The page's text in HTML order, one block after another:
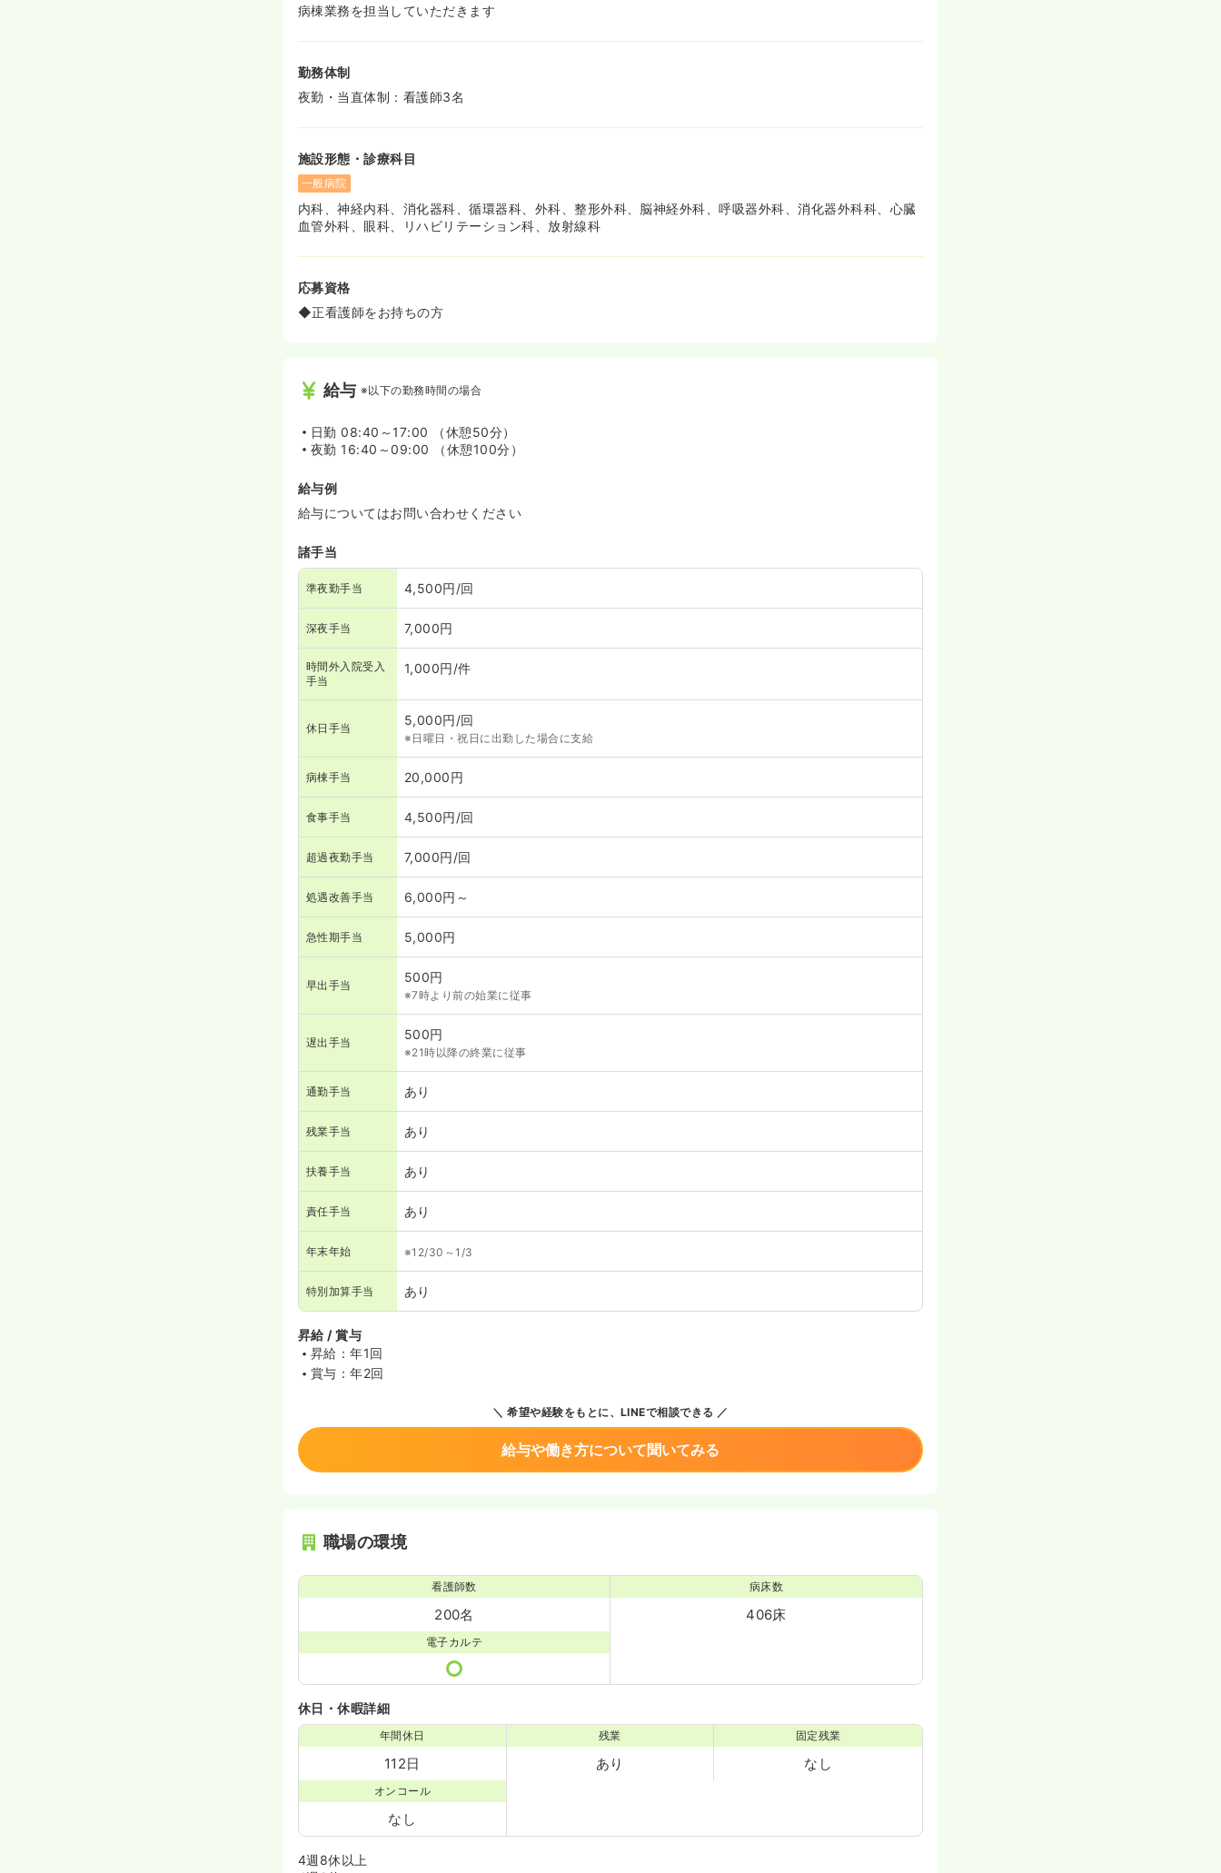
病棟業務を担当していただきます
勤務体制
夜勤・当直体制：看護師3名
施設形態・診療科目
一般病院
内科、神経内科、消化器科、循環器科、外科、整形外科、脳神経外科、呼吸器外科、消化器外科科、心臓
血管外科、眼科、リハビリテーション科、放射線科
応募資格
◆正看護師をお持ちの方
給与 ※以下の勤務時間の場合
日勤 08:40～17:00 （休憩50分）
夜勤 16:40～09:00 （休憩100分）
給与例
給与についてはお問い合わせください
諸手当
準夜勤手当 4,500円/回
深夜手当 7,000円
時間外入院受入
手当
1,000円/件
休日手当
5,000円/回
※日曜日・祝日に出勤した場合に支給
病棟手当 20,000円
食事手当 4,500円/回
超過夜勤手当 7,000円/回
処遇改善手当 6,000円～
急性期手当 5,000円
早出手当
500円
※7時より前の始業に従事
遅出手当
500円
※21時以降の終業に従事
通勤手当 あり
残業手当 あり
扶養手当 あり
責任手当 あり
年末年始 ※12/30～1/3
特別加算手当 あり
昇給 / 賞与
昇給：年1回
賞与：年2回
希望や経験をもとに、LINEで相談できる
給与や働き方について聞いてみる
職場の環境
看護師数
200名
病床数
406床
電子カルテ
休日・休暇詳細
年間休日
112日
残業
あり
固定残業
なし
オンコール
なし
4週8休以上